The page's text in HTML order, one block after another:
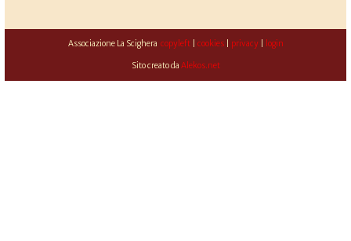
Associazione La Scighera copyleft| cookies| privacy| login
Sito creato da Alekos.net